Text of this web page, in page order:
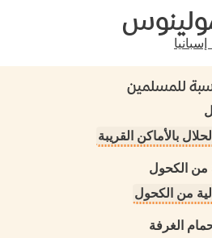
للمسلمين
بالأماكن القريبة
من الكحول
من الكحول
الغرفة